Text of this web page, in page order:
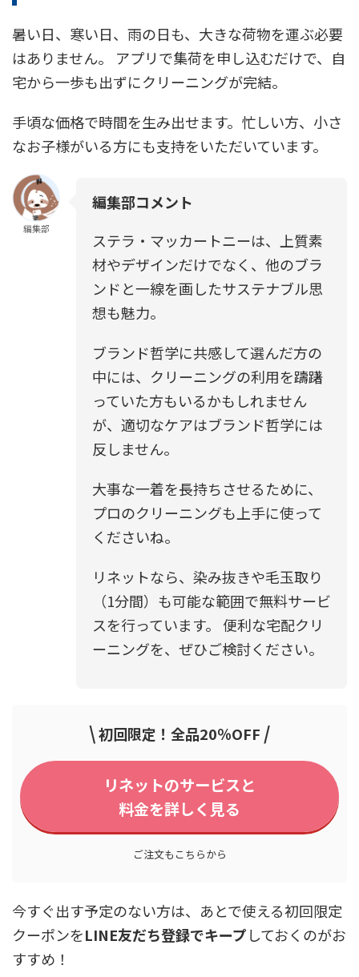
暑い日、寒い日、雨の日も、大きな荷物を運ぶ必要
はありません。 アプリで集荷を申し込むだけで、自
宅から一歩も出ずにクリーニングが完結。
手頃な価格で時間を生み出せます。忙しい方、小さ
なお子様がいる方にも支持をいただいています。
編集部
編集部コメント
ステラ・マッカートニーは、上質素
材やデザインだけでなく、他のブラ
ンドと一線を画したサステナブル思
想も魅力。
ブランド哲学に共感して選んだ方の
中には、クリーニングの利用を躊躇
っていた方もいるかもしれません
が、適切なケアはブランド哲学には
反しません。
大事な一着を長持ちさせるために、
プロのクリーニングも上手に使って
くださいね。
リネットなら、染み抜きや毛玉取り
（1分間）も可能な範囲で無料サービ
スを行っています。 便利な宅配クリ
ーニングを、ぜひご検討ください。
\初回限定！全品20％OFF /
リネットのサービスと
料金を詳しく見る
ご注文もこちらから
今すぐ出す予定のない方は、あとで使える初回限定
クーポンをLINE友だち登録でキープしておくのがお
すすめ！